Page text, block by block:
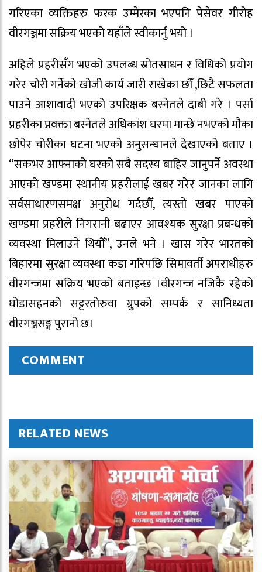
गरिएका व्यक्तिहरु फरक उम्मेरका भएपनि पेसेवर गीरोह
वीरगञ्जमा सक्रिय भएको यहाँले स्वीकार्नु भयो ।
अहिले प्रहरीसँग भएको उपलब्ध स्रोतसाधन र विधिको प्रयोग
गरेर चोरी गर्नेको खोजी कार्य जारी राखेका छौँ ,छिटै सफलता
पाउने आशावादी भएको उपरिक्षक बस्नेतले दाबी गरे । पर्सा
प्रहरीका प्रवक्ता बस्नेतले अधिकांश घरमा मान्छे नभएको मौका
छोपेर चोरीका घटना भएको अनुसन्धानले देखाएको बताए ।
“सकभर आफ्नाको घरको सबै सदस्य बाहिर जानुपर्ने अवस्था
आएको खण्डमा स्थानीय प्रहरीलाई खबर गरेर जानका लागि
सर्वसाधारणसमक्ष अनुरोध गर्दछौँ, त्यस्तो खबर पाएको
खण्डमा प्रहरीले निगरानी बढाएर आवश्यक सुरक्षा प्रबन्धको
व्यवस्था मिलाउने थियौँ”, उनले भने । खास गरेर भारतको
बिहारमा सुरक्षा व्यवस्था कडा गरिपछि सिमावर्ती अपराधीहरु
वीरगन्जमा सक्रिय भएको बताइन्छ ।वीरगन्ज नजिकै रहेको
घोडासहनको सट्टरतोरुवा ग्रुपको सम्पर्क र सानिध्यता
वीरगञ्जसङ्ग पुरानो छ।
COMMENT
RELATED NEWS